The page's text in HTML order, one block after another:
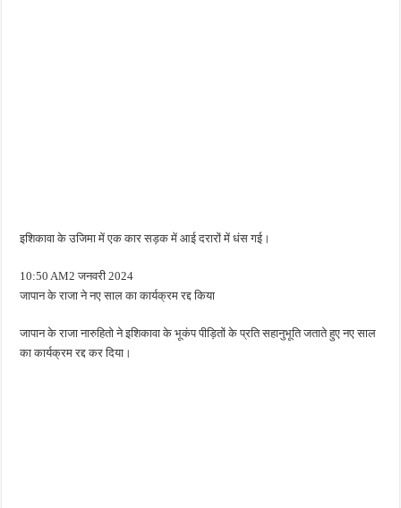
इशिकावा के उजिमा में एक कार सड़क में आई दरारों में धंस गई।
10:50 AM2 जनवरी 2024
जापान के राजा ने नए साल का कार्यक्रम रद्द किया
जापान के राजा नारुहितो ने इशिकावा के भूकंप पीड़ितों के प्रति सहानुभूति जताते हुए नए साल
का कार्यक्रम रद्द कर दिया।